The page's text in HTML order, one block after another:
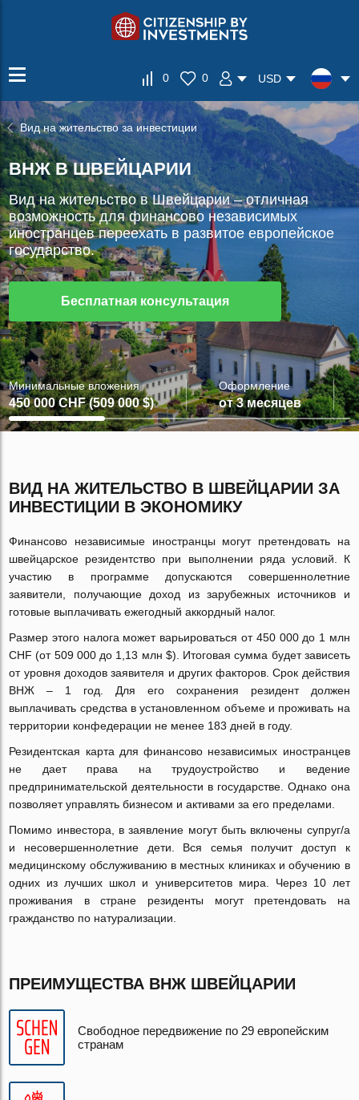
0 0 USD
Вид на жительство за инвестиции
ВНЖ В ШВЕЙЦАРИИ
Вид на жительство в Швейцарии – отличная
возможность для финансово независимых
иностранцев переехать в развитое европейское
государство.
Минимальные вложения
450 000 CHF (509 000 $)
Оформление
от 3 месяцев
Бесплатная консультация
ВИД НА ЖИТЕЛЬСТВО В ШВЕЙЦАРИИ ЗА
ИНВЕСТИЦИИ В ЭКОНОМИКУ
Финансово независимые иностранцы могут претендовать на
швейцарское резидентство при выполнении ряда условий. К
участию в программе допускаются совершеннолетние
заявители, получающие доход из зарубежных источников и
готовые выплачивать ежегодный аккордный налог.
Размер этого налога может варьироваться от 450 000 до 1 млн
CHF (от 509 000 до 1,13 млн $). Итоговая сумма будет зависеть
от уровня доходов заявителя и других факторов. Срок действия
ВНЖ – 1 год. Для его сохранения резидент должен
выплачивать средства в установленном объеме и проживать на
территории конфедерации не менее 183 дней в году.
Резидентская карта для финансово независимых иностранцев
не дает права на трудоустройство и ведение
предпринимательской деятельности в государстве. Однако она
позволяет управлять бизнесом и активами за его пределами.
Помимо инвестора, в заявление могут быть включены супруг/а
и несовершеннолетние дети. Вся семья получит доступ к
медицинскому обслуживанию в местных клиниках и обучению в
одних из лучших школ и университетов мира. Через 10 лет
проживания в стране резиденты могут претендовать на
гражданство по натурализации.
ПРЕИМУЩЕСТВА ВНЖ ШВЕЙЦАРИИ
Свободное передвижение по 29 европейским
странам